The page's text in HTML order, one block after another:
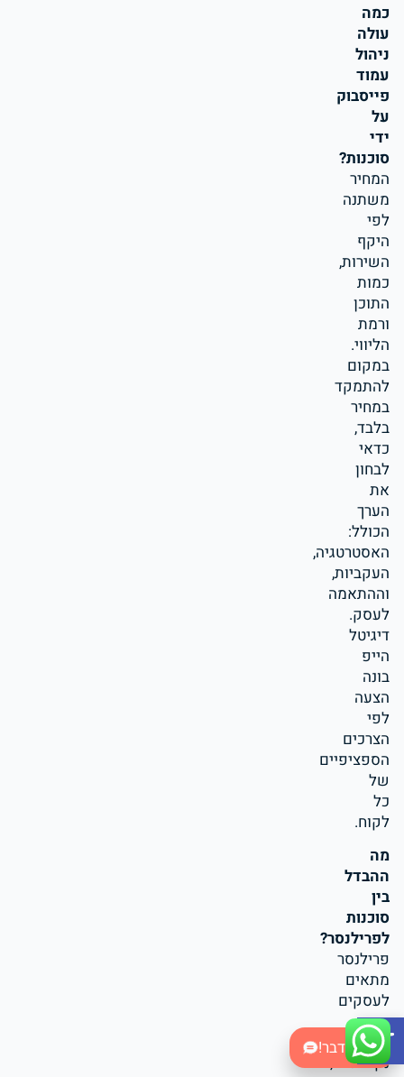
Open toolbar
בואו נדבר!
כמה
עולה
ניהול
עמוד
פייסבוק
על
ידי
סוכנות?
המחיר
משתנה
לפי
היקף
השירות,
כמות
התוכן
ורמת
הליווי.
במקום
להתמקד
במחיר
בלבד,
כדאי
לבחון
את
הערך
הכולל:
האסטרטגיה,
העקביות,
וההתאמה
לעסק.
דיגיטל
הייפ
בונה
הצעה
לפי
הצרכים
הספציפיים
של
כל
לקוח.
מה
ההבדל
בין
סוכנות
לפרילנסר?
פרילנסר
מתאים
לעסקים
עם
צרכים
נקודתיים,